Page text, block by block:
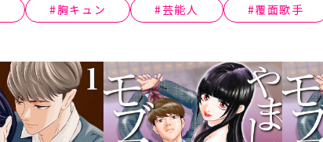
胸キュン 芸能人 覆面歌手